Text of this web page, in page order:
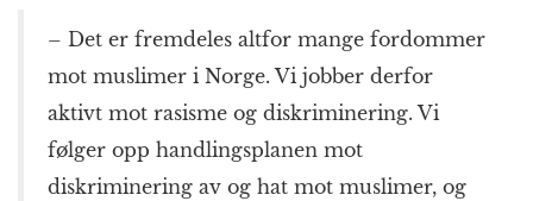
– Det er fremdeles altfor mange fordommer
mot muslimer i Norge. Vi jobber derfor
aktivt mot rasisme og diskriminering. Vi
følger opp handlingsplanen mot
diskriminering av og hat mot muslimer, og